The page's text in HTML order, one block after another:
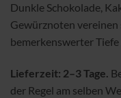
Dunkle Schokolade,
Gewürznoten vereinen
bemerkenswerter
Lieferzeit: 2–3 Tage.
der Regel am selben